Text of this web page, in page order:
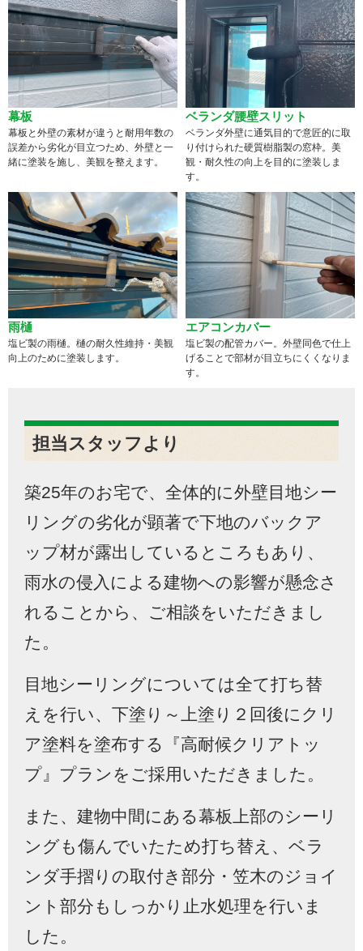
幕板
幕板と外壁の素材が違うと耐用年数の
誤差から劣化が目立つため、外壁と一
緒に塗装を施し、美観を整えます。
ベランダ腰壁スリット
ベランダ外壁に通気目的で意匠的に取
り付けられた硬質樹脂製の窓枠。美
観・耐久性の向上を目的に塗装しま
す。
雨樋
塩ビ製の雨樋。樋の耐久性維持・美観
向上のために塗装します。
エアコンカバー
塩ビ製の配管カバー。外壁同色で仕上
げることで部材が目立ちにくくなりま
す。
担当スタッフより
築25年のお宅で、全体的に外壁目地シー
リングの劣化が顕著で下地のバックア
ップ材が露出しているところもあり、
雨水の侵入による建物への影響が懸念さ
れることから、ご相談をいただきまし
た。
目地シーリングについては全て打ち替
えを行い、下塗り～上塗り２回後にクリ
ア塗料を塗布する『高耐候クリアトッ
プ』プランをご採用いただきました。
また、建物中間にある幕板上部のシーリ
ングも傷んでいたため打ち替え、ベラ
ンダ手摺りの取付き部分・笠木のジョイ
ント部分もしっかり止水処理を行いま
した。